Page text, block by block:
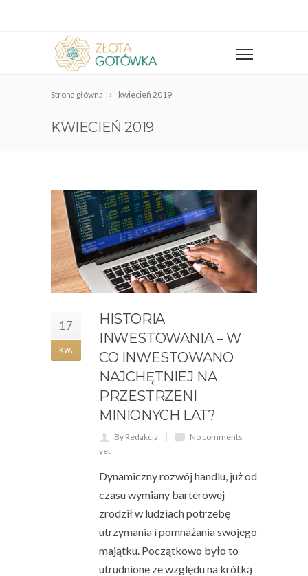
Strona główna kwiecień 2019
KWIECIEŃ 2019
17
kw.
HISTORIA
INWESTOWANIA – W
CO INWESTOWANO
NAJCHĘTNIEJ NA
PRZESTRZENI
MINIONYCH LAT?
By Redakcja
No comments
yet
Dynamiczny rozwój handlu, już od
czasu wymiany barterowej
zrodził w ludziach potrzebę
utrzymania i pomnażania swojego
majątku. Początkowo było to
utrudnione ze względu na krótką